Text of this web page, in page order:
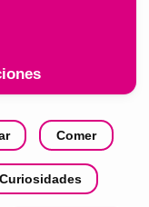
Comer
Curiosidades